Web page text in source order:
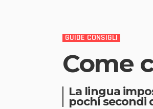
GUIDE CONSIGLI
Come
La lingua
pochi secondi